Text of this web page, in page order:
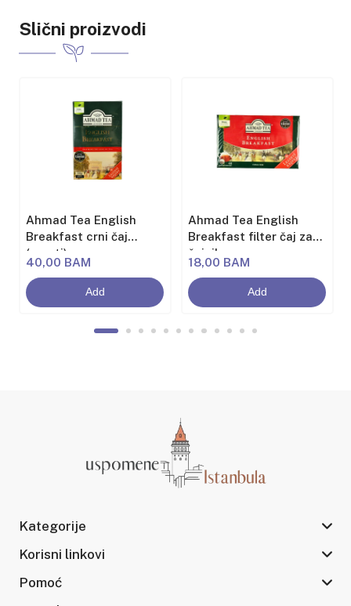
Slični proizvodi
Ahmad Tea English
Breakfast crni čaj
(rasuti)
40,00 BAM
Add
Ahmad Tea English
Breakfast filter čaj za
čajnik
18,00 BAM
Add
Kategorije
Korisni linkovi
Pomoć